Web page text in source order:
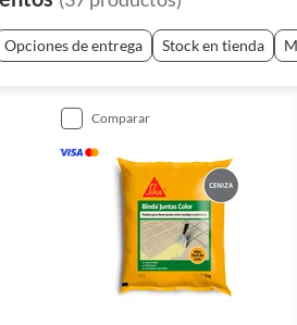
Opciones de entrega Stock en tienda
comparar